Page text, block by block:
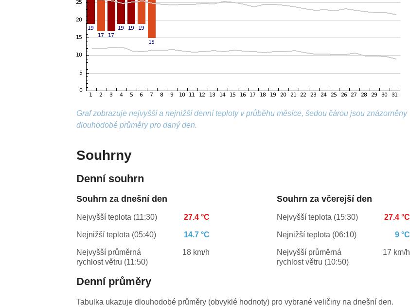
Graf zobrazuje nejvyšší a nejnižší denní teploty v průběhu měsíce, šedou čárou jsou znázorněny
dlouhodobé průměry pro daný den.
Souhrny
Denní souhrn
Souhrn za dnešní den
Nejvyšší teplota (11:30) 27.4 °C
Nejnižší teplota (05:40) 14.7 °C
Nejvyšší průměrná
rychlost větru (11:50)
18 km/h
Souhrn za včerejší den
Nejvyšší teplota (15:30) 27.4 °C
Nejnižší teplota (06:10) 9 °C
Nejvyšší průměrná
rychlost větru (10:50)
17 km/h
Denní průměry
Tabulka ukazuje dlouhodobé průměry (obvyklé hodnoty) pro vybrané veličiny na dnešní den.